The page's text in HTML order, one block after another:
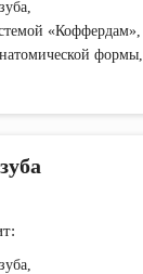
«Коффердам»,
формы,